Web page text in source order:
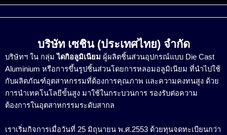
บริษัท เซชิน (ประเทศไทย) จำกัด
บริษัทฯ ใน กลุ่มไดกิอลูมิเนียม ผู้ผลิตชิ้นส่วนอุปกรณ์แบบ Die Cast
Aluminium หรือการขึ้นรูปชิ้นส่วนโดยการหลอมอลูมิเนียม ที่นำไปใช้
กับผลิตภัณฑ์อุตสาหกรรมที่ต้องการคุณภาพ และความคงทนสูง ด้วย
การนำเทคโนโลยีขั้นสูง มาใช้ในกระบวนการ รองรับต่อความ
ต้องการในอุตสาหกรรมระดับสากล
เราเริ่มกิจการเมื่อวันที่ 25 มิถุนายน พ.ศ.2553 ด้วยทุนจดทะเบียนกว่า